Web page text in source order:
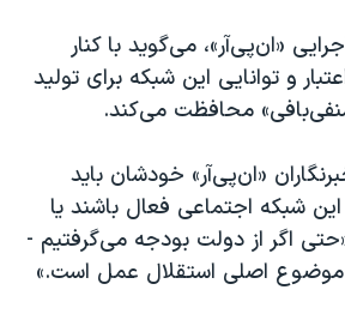
«ان‌پی‌آر»، می‌گوید با کنار
و توانایی این شبکه برای تولید
محافظت می‌کند.
«ان‌پی‌آر» خودشان باید
شبکه اجتماعی فعال باشند یا
اگر از دولت بودجه ‌می‌گرفتیم -
اصلی استقلال عمل است.»